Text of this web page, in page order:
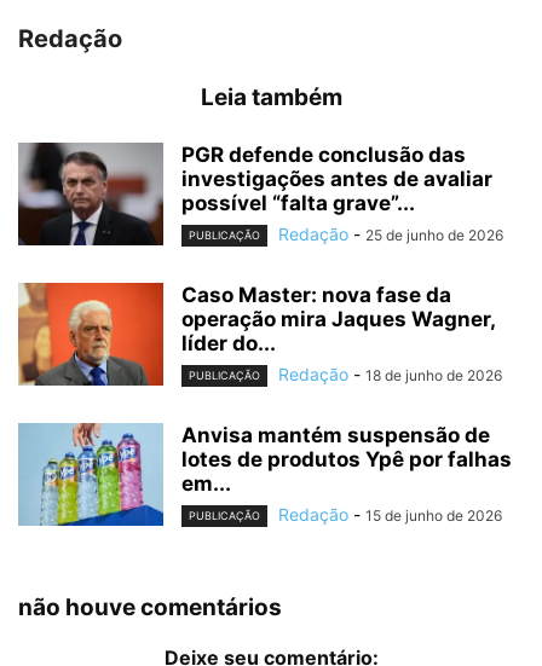
Redação
Leia também
PGR defende conclusão das
investigações antes de avaliar
possível “falta grave”...
PUBLICAÇÃO Redação - 25 de junho de 2026
Caso Master: nova fase da
operação mira Jaques Wagner,
líder do...
PUBLICAÇÃO Redação - 18 de junho de 2026
Anvisa mantém suspensão de
lotes de produtos Ypê por falhas
em...
PUBLICAÇÃO Redação - 15 de junho de 2026
não houve comentários
Deixe seu comentário: